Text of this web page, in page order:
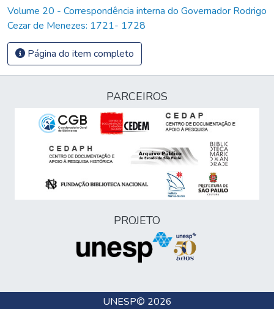
Volume 20 - Correspondência interna do Governador Rodrigo
Cezar de Menezes: 1721- 1728
Página do item completo
PARCEIROS
PROJETO
UNESP© 2026